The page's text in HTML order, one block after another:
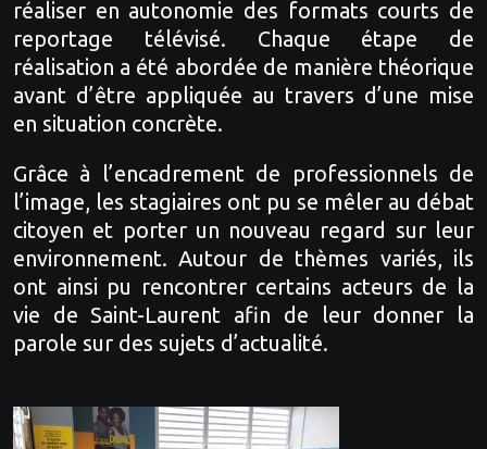
réaliser en autonomie des formats courts de
reportage télévisé. Chaque étape de
réalisation a été abordée de manière théorique
avant d’être appliquée au travers d’une mise
en situation concrète.
Grâce à l’encadrement de professionnels de
l’image, les stagiaires ont pu se mêler au débat
citoyen et porter un nouveau regard sur leur
environnement. Autour de thèmes variés, ils
ont ainsi pu rencontrer certains acteurs de la
vie de Saint-Laurent afin de leur donner la
parole sur des sujets d’actualité.